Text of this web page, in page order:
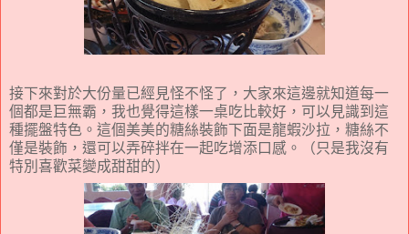
接下來對於大份量已經見怪不怪了，大家來這邊就知道每一
個都是巨無霸，我也覺得這樣一桌吃比較好，可以見識到這
種擺盤特色。這個美美的糖絲裝飾下面是龍蝦沙拉，糖絲不
僅是裝飾，還可以弄碎拌在一起吃增添口感。（只是我沒有
特別喜歡菜變成甜甜的）